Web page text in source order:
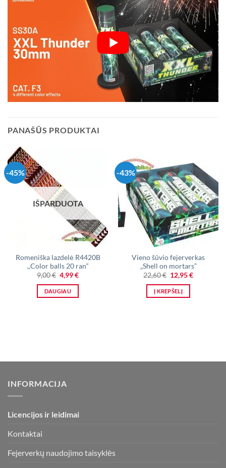
PANAŠŪS PRODUKTAI
-45%
IŠPARDUOTA
Romeniška lazdelė R4420B
,,Color balls 20 ran“
9,00€ Original
price
was:
9,00 €.
4,99€Current
DAUGIAU
-43%
Vieno šūvio fejerverkas
„Shell on mortars”
22,60€ Original
price
was:
22,60 €.
12,95€Current
Į KREPŠELĮ
INFORMACIJA
Licencijos ir leidimai
Kontaktai
Fejerverkų naudojimo taisyklės